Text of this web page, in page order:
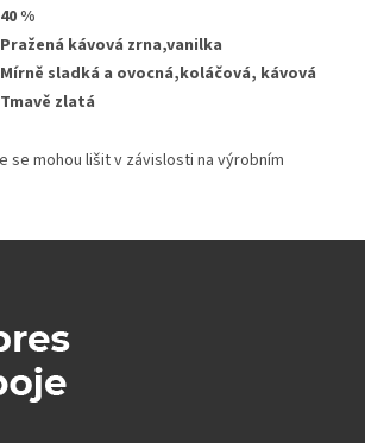
40 %
Pražená kávová zrna,vanilka
Mírně sladká a ovocná,koláčová, kávová
Tmavě zlatá